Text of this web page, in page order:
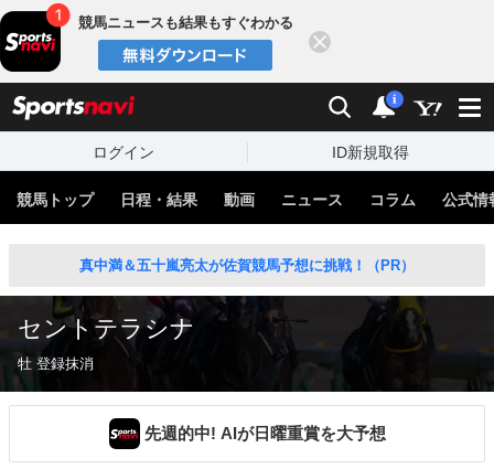
競馬ニュースも結果もすぐわかる
検索 通知
i
ログイン ID新規取得
競馬トップ 日程・結果 動画 ニュース コラム 公式情
真中満＆五十嵐亮太が佐賀競馬予想に挑戦！（PR）
セントテラシナ
牡 登録抹消
先週的中! AIが日曜重賞を大予想